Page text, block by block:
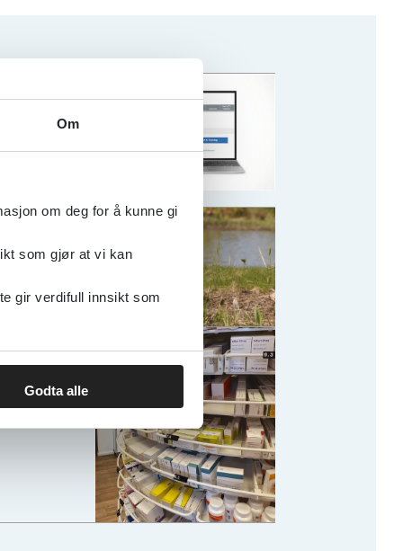
Om
om deg for å kunne gi
som gjør at vi kan
gir verdifull innsikt som
Godta alle
-